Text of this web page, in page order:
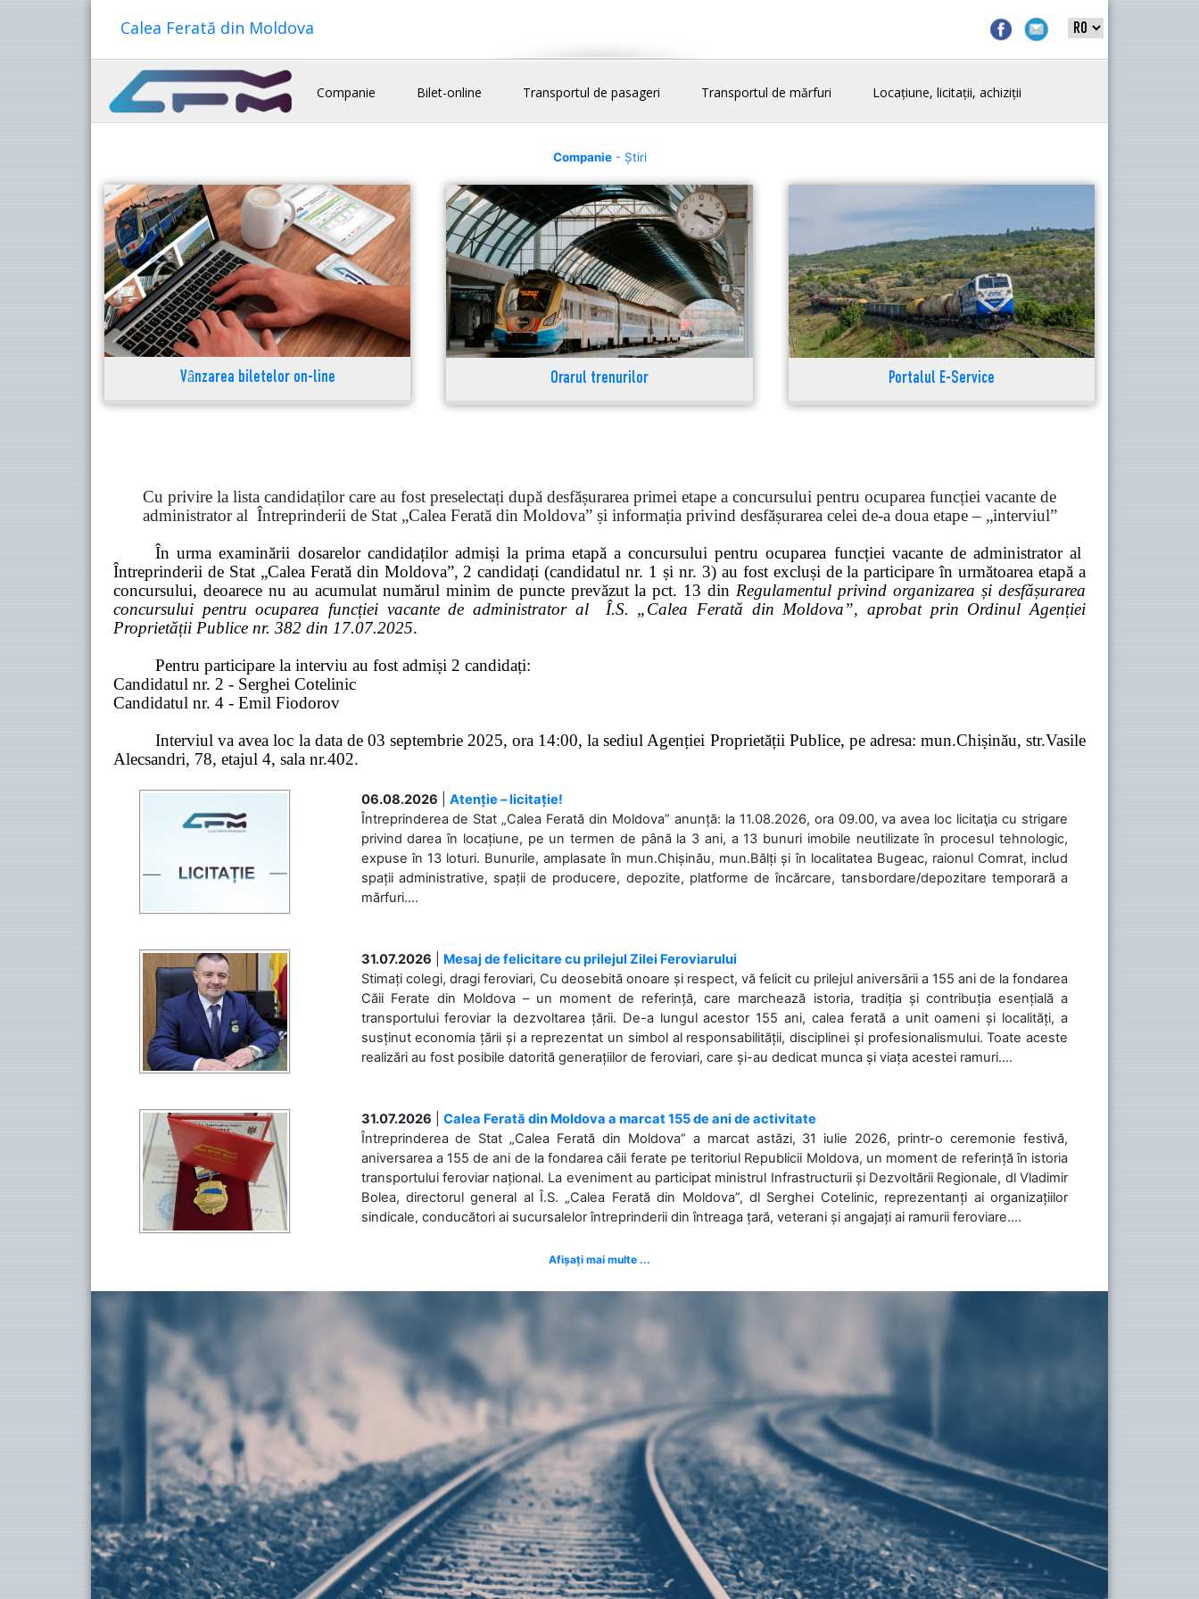
Calea Ferată din Moldova
Companie Bilet-online Transportul de pasageri Transportul de mărfuri Locațiune, licitații, achiziții
Companie- Știri
Vânzarea biletelor on-line Orarul trenurilor Portalul E-Service
Cu privire la lista candidaților care au fost preselectați după desfășurarea primei etape a concursului pentru ocuparea funcției vacante de
administrator al Întreprinderii de Stat „Calea Ferată din Moldova” și informația privind desfășurarea celei de-a doua etape – „interviul”
În urma examinării dosarelor candidaților admiși la prima etapă a concursului pentru ocuparea funcției vacante de administrator al
Întreprinderii de Stat „Calea Ferată din Moldova”, 2 candidați (candidatul nr. 1 și nr. 3) au fost excluși de la participare în următoarea etapă a
concursului, deoarece nu au acumulat numărul minim de puncte prevăzut la pct. 13 din Regulamentul privind organizarea și desfășurarea
concursului pentru ocuparea funcției vacante de administrator al Î.S. „Calea Ferată din Moldova”, aprobat prin Ordinul Agenției
Proprietății Publice nr. 382 din 17.07.2025.
Pentru participare la interviu au fost admiși 2 candidați:
Candidatul nr. 2 - Serghei Cotelinic
Candidatul nr. 4 - Emil Fiodorov
Interviul va avea loc la data de 03 septembrie 2025, ora 14:00, la sediul Agenției Proprietății Publice, pe adresa: mun.Chișinău, str.Vasile
Alecsandri, 78, etajul 4, sala nr.402.
06.08.2026
Atenție – licitație!
Întreprinderea de Stat „Calea Ferată din Moldova” anunță: la 11.08.2026, ora 09.00, va avea loc licitaţia cu strigare
privind darea în locațiune, pe un termen de până la 3 ani, a 13 bunuri imobile neutilizate în procesul tehnologic,
expuse în 13 loturi. Bunurile, amplasate în mun.Chișinău, mun.Bălți și în localitatea Bugeac, raionul Comrat, includ
spații administrative, spații de producere, depozite, platforme de încărcare, tansbordare/depozitare temporară a
mărfuri....
31.07.2026
Mesaj de felicitare cu prilejul Zilei Feroviarului
Stimați colegi, dragi feroviari, Cu deosebită onoare și respect, vă felicit cu prilejul aniversării a 155 ani de la fondarea
Căii Ferate din Moldova – un moment de referință, care marchează istoria, tradiția și contribuția esențială a
transportului feroviar la dezvoltarea țării. De-a lungul acestor 155 ani, calea ferată a unit oameni și localități, a
susținut economia țării și a reprezentat un simbol al responsabilității, disciplinei și profesionalismului. Toate aceste
realizări au fost posibile datorită generațiilor de feroviari, care și-au dedicat munca și viața acestei ramuri....
31.07.2026
Calea Ferată din Moldova a marcat 155 de ani de activitate
Întreprinderea de Stat „Calea Ferată din Moldova” a marcat astăzi, 31 iulie 2026, printr-o ceremonie festivă,
aniversarea a 155 de ani de la fondarea căii ferate pe teritoriul Republicii Moldova, un moment de referință în istoria
transportului feroviar național. La eveniment au participat ministrul Infrastructurii și Dezvoltării Regionale, dl Vladimir
Bolea, directorul general al Î.S. „Calea Ferată din Moldova”, dl Serghei Cotelinic, reprezentanți ai organizațiilor
sindicale, conducători ai sucursalelor întreprinderii din întreaga țară, veterani și angajați ai ramurii feroviare....
Afișați mai multe ...